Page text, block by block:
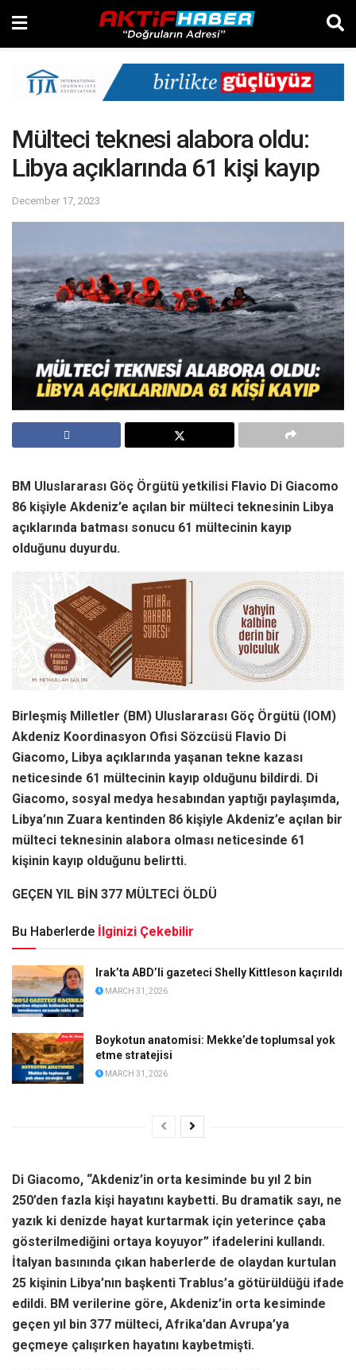
Mülteci teknesi alabora oldu:
Libya açıklarında 61 kişi kayıp
December 17, 2023
BM Uluslararası Göç Örgütü yetkilisi Flavio Di Giacomo
86 kişiyle Akdeniz’e açılan bir mülteci teknesinin Libya
açıklarında batması sonucu 61 mültecinin kayıp
olduğunu duyurdu.
Birleşmiş Milletler (BM) Uluslararası Göç Örgütü (IOM)
Akdeniz Koordinasyon Ofisi Sözcüsü Flavio Di
Giacomo, Libya açıklarında yaşanan tekne kazası
neticesinde 61 mültecinin kayıp olduğunu bildirdi. Di
Giacomo, sosyal medya hesabından yaptığı paylaşımda,
Libya’nın Zuara kentinden 86 kişiyle Akdeniz’e açılan bir
mülteci teknesinin alabora olması neticesinde 61
kişinin kayıp olduğunu belirtti.
GEÇEN YIL BİN 377 MÜLTECİ ÖLDÜ
Bu Haberlerde İlginizi Çekebilir
Irak’ta ABD’li gazeteci Shelly Kittleson kaçırıldı
MARCH 31, 2026
Boykotun anatomisi: Mekke’de toplumsal yok
etme stratejisi
MARCH 31, 2026
Di Giacomo, “Akdeniz’in orta kesiminde bu yıl 2 bin
250’den fazla kişi hayatını kaybetti. Bu dramatik sayı, ne
yazık ki denizde hayat kurtarmak için yeterince çaba
gösterilmediğini ortaya koyuyor” ifadelerini kullandı.
İtalyan basınında çıkan haberlerde de olaydan kurtulan
25 kişinin Libya’nın başkenti Trablus’a götürüldüğü ifade
edildi. BM verilerine göre, Akdeniz’in orta kesiminde
geçen yıl bin 377 mülteci, Afrika’dan Avrupa’ya
geçmeye çalışırken hayatını kaybetmişti.